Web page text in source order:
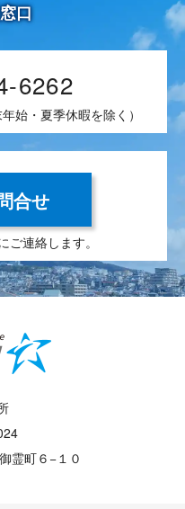
口
6262
始・夏季休暇を除く）
合せ
連絡します。
霊町６−１０